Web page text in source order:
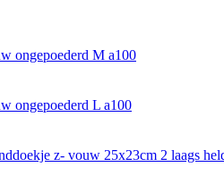
ongepoederd M a100
ongepoederd L a100
z- vouw 25x23cm 2 laags